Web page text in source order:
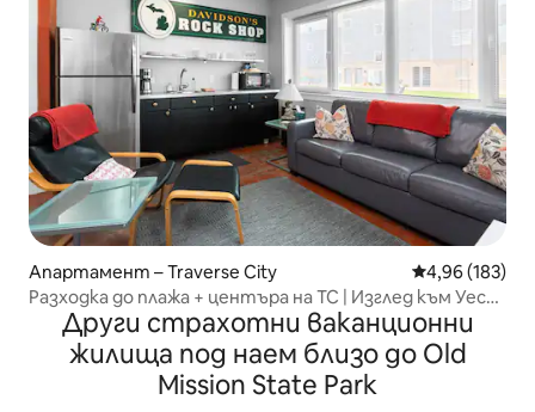
Апартамент – Traverse City Средна
4,96 (183)
Разходка до плажа + центъра на TC | Изглед към Уест
Други страхотни ваканционни
жилища под наем близо до Old
Mission State Park